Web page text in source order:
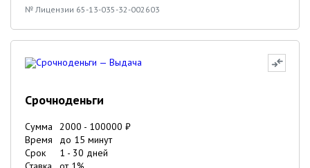
№ Лицензии 65-13-035-32-002603
Срочноденьги
Сумма 2000 - 100000 ₽
Время
до 15 минут
Срок
1 - 30 дней